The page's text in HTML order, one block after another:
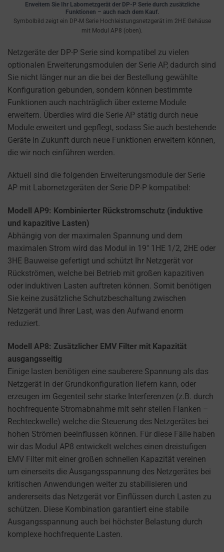
Erweitern Sie Ihr Labornetzgerät der DP-P Serie durch zusätzliche
Funktionen – auch nach dem Kauf.
Symbolbild zeigt ein DP-M Serie Hochleistungsnetzgerät im 2HE Gehäuse
mit Modul AP8 (oben).
Netzgeräte der DP-P Serie sind kompatibel zu vielen
optionalen Erweiterungsmodulen der Serie AP, dadurch sind
Sie nicht länger nur an die bei der Bestellung gewählte
Konfiguration gebunden, sondern können bestimmte
Funktionen auch nachträglich über externe Module
erweitern. Überdies wird die Serie AP stätig durch neue
Module erweitert und gepflegt, sodass Sie auch bestehende
Geräte in Zukunft durch neue Funktionen erweitern können,
die wir noch einführen werden.
Aktuell sind die folgenden Erweiterungsmodule der Serie
AP mit Labornetzgeräten der Serie DP-P kompatibel:
Modell AP9: Kombinierter Rückstromschutz (induktive
und kapazitive Lasten)
Abhängig von der maximalen Spannung und dem
maximalen Strom wird das Modul in 19″ 1HE 1/2, 2HE oder
3HE Bauweise gefertigt und schützt Ihr Netzgerät vor
Rückströmen, welche bei Betrieb mit großen kapazitiven
oder induktiven Lasten auftreten können. Somit benötigen
Sie keine zusätzliche Schutzbeschaltung zwischen
Netzgerät und Ihrer Last, was den Aufwand enorm
reduziert.
Modell AP8: Zusätzlicher EMV Filter mit Kapazität
ausgangsseitig
Einige lasten benötigen eine sauberere Spannung als das
Netzgerät in der Grundkonfiguration liefern kann, oder
erzeugen im Gegenteil sehr starke Interferenzen (z.B. durch
hochfrequente Stromabnahme mit sehr steilen Flanken –
Rechteckwelle) welche die Steuerung des Netzgerätes bei
hohen Strömen beeinflussen können. Für diese Fälle haben
wir das Modul AP8 entwickelt welches einen dreistufigen
EMV Filter mit einer großen schnellen Kapazität vereinen
um einerseits die Ausgangsspannung des Netzgerätes bei
kritischen Anwendungen weiter zu stabilisieren und
andererseits das Netzgerät vor Einflüssen durch Lasten zu
schützen. Diese Kombination garantiert eine stabile
Ausgangsspannung auch bei höchster Belastung durch
komplexe hochfrequente Lasten.
information
shared.
also
explains
how
you
can
manage
your